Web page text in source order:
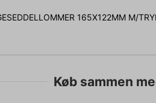
165X122MM M/
Køb sammen